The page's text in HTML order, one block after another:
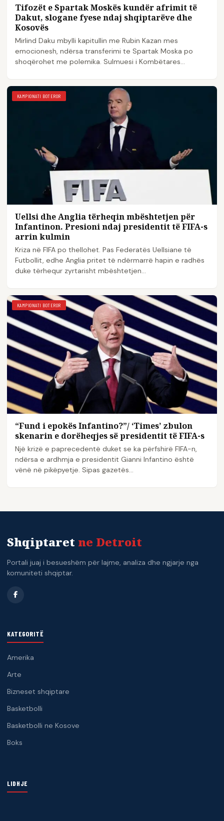
Tifozët e Spartak Moskës kundër afrimit të
Dakut, slogane fyese ndaj shqiptarëve dhe
Kosovës
Mirlind Daku mbylli kapitullin me Rubin Kazan mes
emocionesh, ndërsa transferimi te Spartak Moska po
shoqërohet me polemika. Sulmuesi i Kombëtares
KAMPIONATI BOTEROR
Uellsi dhe Anglia tërheqin mbështetjen për
Infantinon. Presioni ndaj presidentit të FIFA-s
arrin kulmin
Kriza në FIFA po thellohet. Pas Federatës Uellsiane të
Futbollit, edhe Anglia pritet të ndërmarrë hapin e radhës
duke tërhequr zyrtarisht mbështetjen…
KAMPIONATI BOTEROR
“Fund i epokës Infantino?”/ ‘Times’ zbulon
skenarin e dorëheqjes së presidentit të FIFA-s
Një krizë e paprecedentë duket se ka përfshirë FIFA-n,
ndërsa e ardhmja e presidentit Gianni Infantino është
vënë në pikëpyetje. Sipas gazetës…
Shqiptaret ne Detroit
Portali juaj i besueshëm për lajme, analiza dhe ngjarje nga
komuniteti shqiptar.
KATEGORITË
Amerika
Arte
Bizneset shqiptare
Basketbolli
Basketbolli ne Kosove
Boks
LIDHJE